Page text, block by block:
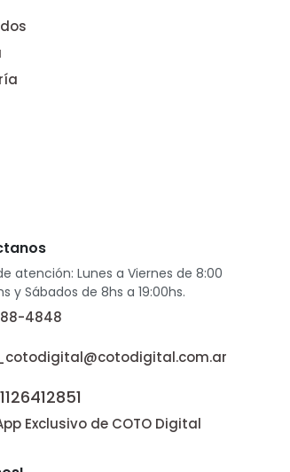
atención: Lunes a Viernes de 8:00
y Sábados de 8hs a 19:00hs.
4848
Exclusivo de COTO Digital